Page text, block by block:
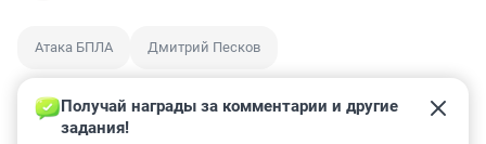
Атака БПЛА Дмитрий Песков
Получай награды за комментарии и другие
задания!